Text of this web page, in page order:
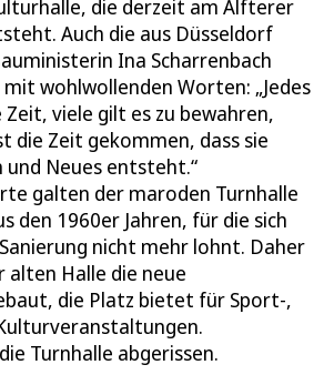
die derzeit am Alfterer
Auch die aus Düsseldorf
Ina Scharrenbach
wohlwollenden Worten: „Jedes
viele gilt es zu bewahren,
die Zeit gekommen, dass sie
und Neues entsteht.“
galten der maroden Turnhalle
den 1960er Jahren, für die sich
nicht mehr lohnt. Daher
alten Halle die neue
die Platz bietet für Sport-,
Turnhalle abgerissen.